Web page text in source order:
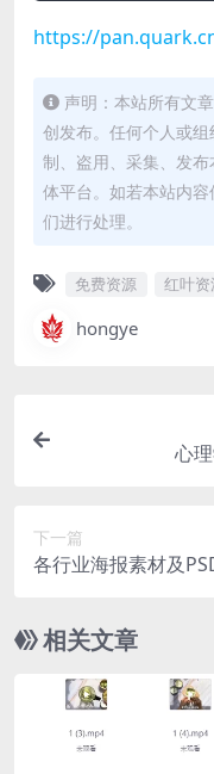
https://
声明：本站所有文
创发布。任何个人或
制、盗用、采集、发
体平台。如若本站内
们进行处理。
免费资源 红叶资
hongye
心
下一篇
各行业海报素材及
相关文章